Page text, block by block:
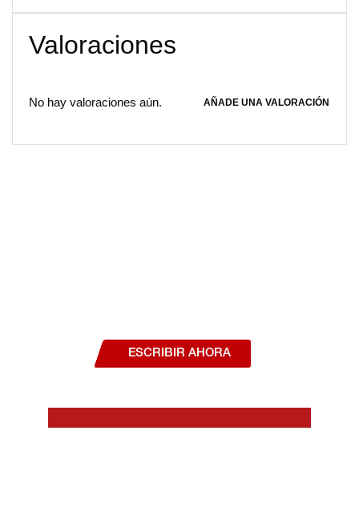
Valoraciones
No hay valoraciones aún. AÑADE UNA VALORACIÓN
ESCRIBIR AHORA